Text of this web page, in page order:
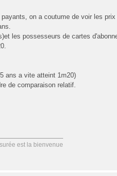
on a coutume de voir les
les possesseurs de cartes
ans a vite atteint 1m20)
de comparaison relatif.
est la bienvenue